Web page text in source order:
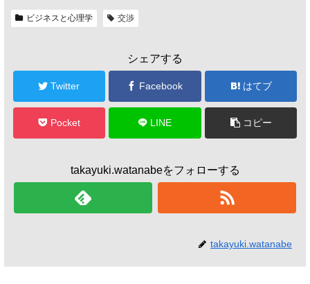
ビジネスと心理学 交渉
シェアする
Twitter Facebook はてブ
Pocket LINE コピー
takayuki.watanabeをフォローする
takayuki.watanabe